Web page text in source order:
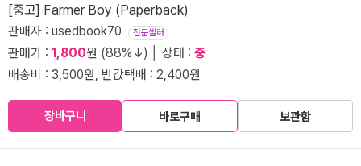
[중고] Farmer Boy (Paperback)
판매자 : usedbook70 전문셀러
판매가 : 1,800원 (88%↓) │ 상태 : 중
배송비 : 3,500원, 반값택배 : 2,400원
장바구니 바로구매 보관함